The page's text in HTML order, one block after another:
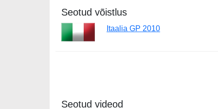
Seotud võistlus
Itaalia GP 2010
Seotud videod